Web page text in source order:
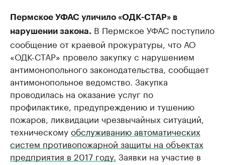
Пермское УФАС уличило «ОДК-СТАР» в
нарушении закона. В Пермское УФАС поступило
сообщение от краевой прокуратуры, что АО
«ОДК-СТАР» провело закупку с нарушением
антимонопольного законодательства, сообщает
антимонопольное ведомство. Закупка
проводилась на оказание услуг по
профилактике, предупреждению и тушению
пожаров, ликвидации чрезвычайных ситуаций,
техническомуобслуживанию автоматических
систем противопожарной защиты на объектах
предприятия в 2017 году. Заявки на участие в